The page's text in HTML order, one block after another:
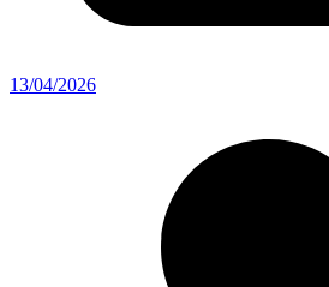
13/04/2026